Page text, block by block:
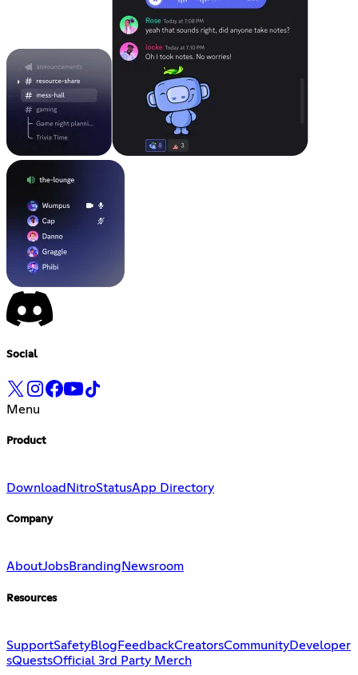
Social
Menu
Product
Download NitroStatusApp Directory
Company
AboutJobsBranding Newsroom
Resources
SupportSafetyBlog FeedbackCreatorsCommunityDeveloper
sQuestsOfficial 3rd Party Merch